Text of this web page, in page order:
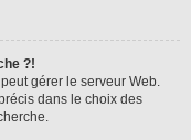
?!
gérer le serveur Web.
dans le choix des